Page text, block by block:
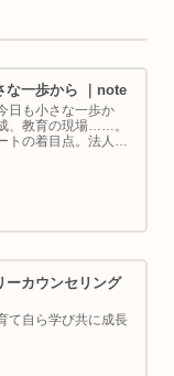
な一歩から ｜note
日も小さな一歩か
、教育の現場……。
トの着目点。法人代
ーカウンセリング
て自ら学び共に成長